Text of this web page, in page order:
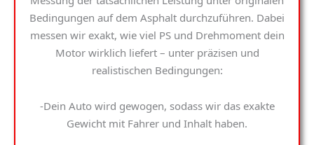
Bedingungen auf dem Asphalt durchzuführen. Dabei
messen wir exakt, wie viel PS und Drehmoment dein
Motor wirklich liefert – unter präzisen und
realistischen Bedingungen:
-Dein Auto wird gewogen, sodass wir das exakte
Gewicht mit Fahrer und Inhalt haben.